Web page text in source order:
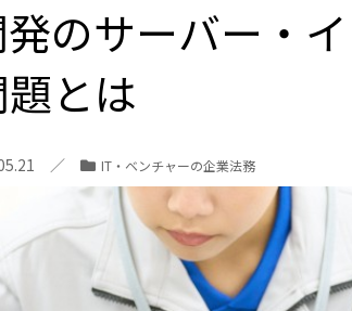
のサーバー・
とは
IT・ベンチャーの企業法務